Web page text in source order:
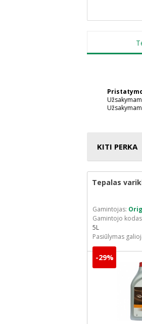
KITI PERKA
Tepalas
Gamintojas:
Gamintojo
5L
Pasiūlymas
-29%